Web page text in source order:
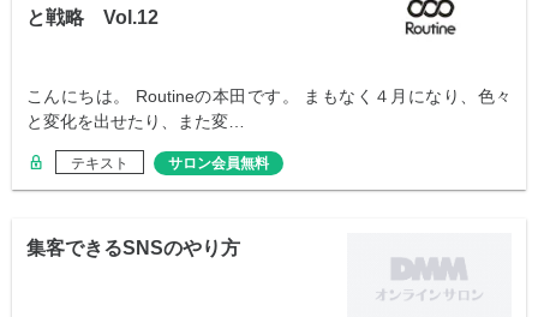
と戦略 Vol.12
こんにちは。 Routineの本田です。 まもなく４月になり、色々
と変化を出せたり、また変…
テキスト サロン会員無料
集客できるSNSのやり方